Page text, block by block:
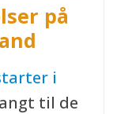
på
i
til de